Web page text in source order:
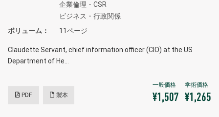
企業倫理・CSR
ビジネス・行政関係
ボリューム
11ページ
Claudette Servant, chief information officer (CIO) at the US
Department of He…
PDF 製本 ¥1,507 ¥1,265